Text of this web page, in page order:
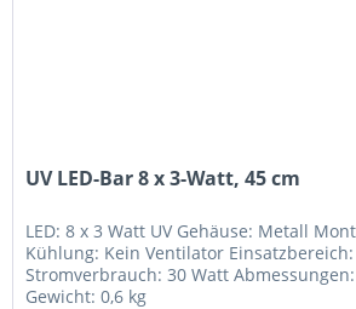
UV LED-Bar 8 x 3-Watt, 45 cm
LED: 8 x 3 Watt UV Gehäuse: Metall
Kühlung: Kein Ventilator
Stromverbrauch: 30 Watt
Gewicht: 0,6 kg